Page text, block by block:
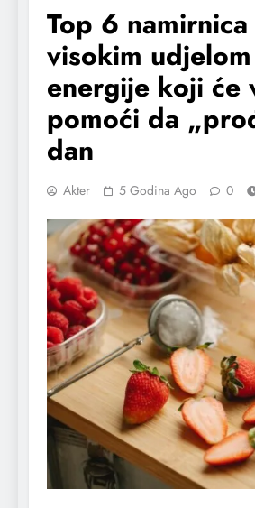
Top 6 namirnica
visokim udjelom
energije koji će
pomoći da
dan
Akter 5 Godina Ago 0